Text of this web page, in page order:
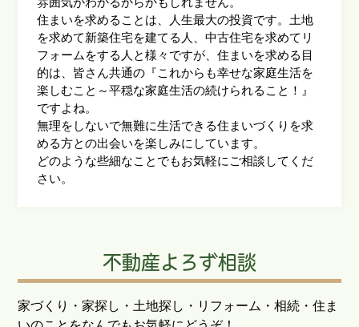
住まいを求めることは、人生最大の投資です。土地
を求めて新築住宅を建てる人、中古住宅を求めてリ
フォームをする人と様々ですが、住まいを求める目
的は、皆さん共通の『これからも幸せな家庭生活を
楽しむこと～平穏な家庭生活の続けられること！』
ですよね。
無理をしないで無難に生活できる住まいづくりを求
める方との出会いを楽しみにしています。
どのような些細なことでもお気軽にご相談してくだ
さい。
不動産よろず相談
家づくり・家探し・土地探し・リフォーム・相続・住ま